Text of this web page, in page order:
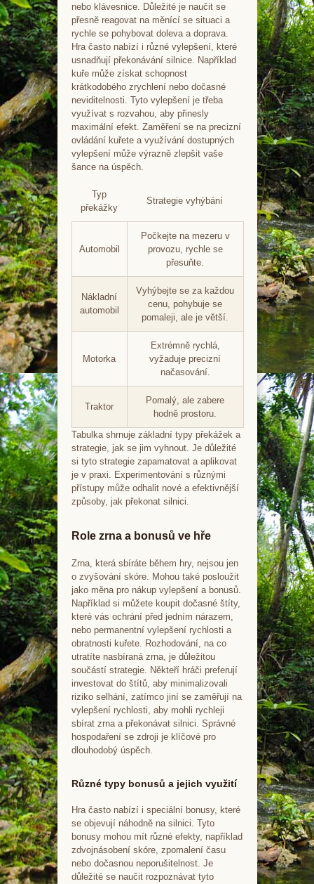
nebo klávesnice. Důležité je naučit se
přesně reagovat na měnící se situaci a
rychle se pohybovat doleva a doprava.
Hra často nabízí i různé vylepšení, které
usnadňují překonávání silnice. Například
kuře může získat schopnost
krátkodobého zrychlení nebo dočasné
neviditelnosti. Tyto vylepšení je třeba
využívat s rozvahou, aby přinesly
maximální efekt. Zaměření se na precizní
ovládání kuřete a využívání dostupných
vylepšení může výrazně zlepšit vaše
šance na úspěch.
Typ
překážky
Strategie vyhýbání
Automobil
Počkejte na mezeru v
provozu, rychle se
přesuňte.
Nákladní
automobil
Vyhýbejte se za každou
cenu, pohybuje se
pomaleji, ale je větší.
Motorka
Extrémně rychlá,
vyžaduje precizní
načasování.
Traktor
Pomalý, ale zabere
hodně prostoru.
Tabulka shrnuje základní typy překážek a
strategie, jak se jim vyhnout. Je důležité
si tyto strategie zapamatovat a aplikovat
je v praxi. Experimentování s různými
přístupy může odhalit nové a efektivnější
způsoby, jak překonat silnici.
Role zrna a bonusů ve hře
Zrna, která sbíráte během hry, nejsou jen
o zvyšování skóre. Mohou také posloužit
jako měna pro nákup vylepšení a bonusů.
Například si můžete koupit dočasné štíty,
které vás ochrání před jedním nárazem,
nebo permanentní vylepšení rychlosti a
obratnosti kuřete. Rozhodování, na co
utratíte nasbíraná zrna, je důležitou
součástí strategie. Někteří hráči preferují
investovat do štítů, aby minimalizovali
riziko selhání, zatímco jiní se zaměřují na
vylepšení rychlosti, aby mohli rychleji
sbírat zrna a překonávat silnici. Správné
hospodaření se zdroji je klíčové pro
dlouhodobý úspěch.
Různé typy bonusů a jejich využití
Hra často nabízí i speciální bonusy, které
se objevují náhodně na silnici. Tyto
bonusy mohou mít různé efekty, například
zdvojnásobení skóre, zpomalení času
nebo dočasnou neporušitelnost. Je
důležité se naučit rozpoznávat tyto